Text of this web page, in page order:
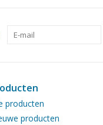
producten
producten